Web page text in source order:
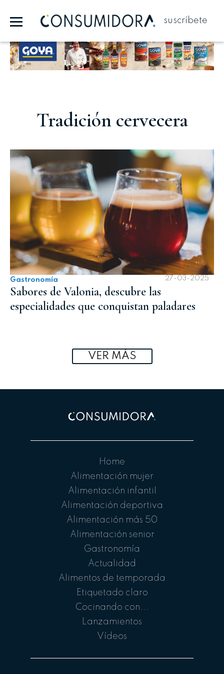
suscríbete
Tradición cervecera
Gastronomía 27-03-2025
Sabores de Valonia, descubre las
especialidades que conquistan paladares
VER MÁS
Home
Alimentación mujer
Alimentación infantil
Alimentación deportiva
Alimentación más 50
Alimentación senior
Gastronomía
Actualidad
Alimentos de temporada
Etiquetado claro
Cocinando con...
Lanzamientos
Vídeos